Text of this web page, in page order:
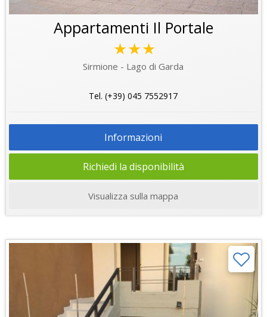
Appartamenti Il Portale
★★★
Sirmione - Lago di Garda
Tel. (+39) 045 7552917
Informazioni
Richiedi la disponibilità
Visualizza sulla mappa